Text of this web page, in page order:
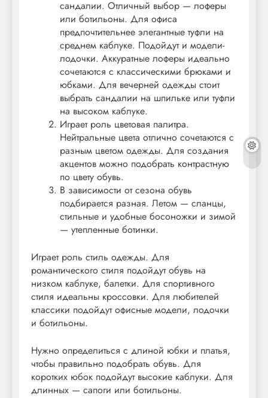
сандалии. Отличный выбор — лоферы
или ботильоны. Для офиса
предпочтительнее элегантные туфли на
среднем каблуке. Подойдут и модели-
лодочки. Аккуратные лоферы идеально
сочетаются с классическими брюками и
юбками. Для вечерней одежды стоит
выбрать сандалии на шпильке или туфли
на высоком каблуке.
Играет роль цветовая палитра.
Нейтральные цвета отлично сочетаются с
разным цветом одежды. Для создания
акцентов можно подобрать контрастную
по цвету обувь.
В зависимости от сезона обувь
подбирается разная. Летом — сланцы,
стильные и удобные босоножки и зимой
— утепленные ботинки.
Играет роль стиль одежды. Для
романтического стиля подойдут обувь на
низком каблуке, балетки. Для спортивного
стиля идеальны кроссовки. Для любителей
классики подойдут офисные модели, лодочки
и ботильоны.
Нужно определиться с длиной юбки и платья,
чтобы правильно подобрать обувь. Для
коротких юбок подойдут высокие каблуки. Для
длинных — сапоги или ботильоны.